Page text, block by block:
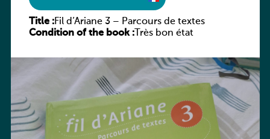
Title :Fil d’Ariane 3 – Parcours de textes
Condition of the book :Très bon état